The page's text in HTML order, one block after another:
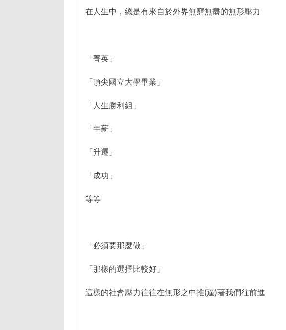
在人生中，總是有來自於外界無窮無盡的無形壓力
「菁英」
「頂尖國立大學畢業」
「人生勝利組」
「年薪」
「升遷」
「成功」
等等
「必須要那麼做」
「那樣的選擇比較好」
這樣的社會壓力往往在無形之中推(逼)著我們往前進